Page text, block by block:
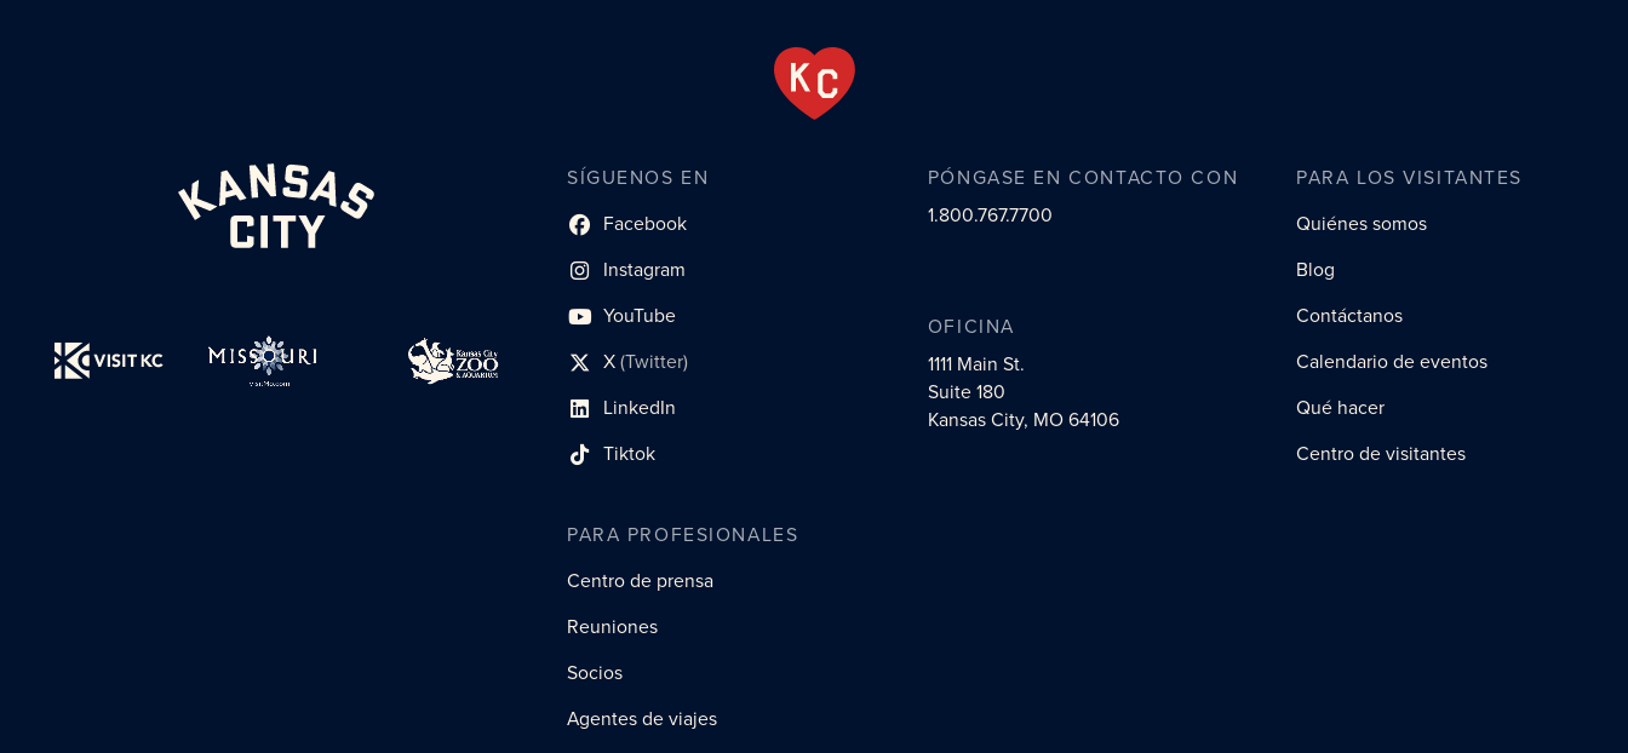
SÍGUENOS EN
Facebook
enlace al perfil social
Instagram
enlace de perfil social
YouTube
enlace de perfil social
X(Twitter)
enlace al perfil social
LinkedIn
enlace al perfil social
Tiktok
enlace al perfil social
PÓNGASE EN CONTACTO CON
1.800.767.7700
OFICINA
1111 Main St.
Suite 180
Kansas City, MO 64106
PARA LOS VISITANTES
Quiénes somos
Blog
Contáctanos
Calendario de eventos
Qué hacer
Centro de visitantes
PARA PROFESIONALES
Centro de prensa
Reuniones
Socios
Agentes de viajes